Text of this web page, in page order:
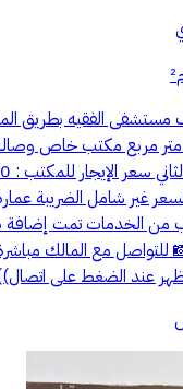
مستشفى الفقيه بطريق
11 المساحة: 90 متر مربع مكتب
غير شامل الضريبة
من الخدمات تمت
للتواصل مع المالك
عند الضغط على